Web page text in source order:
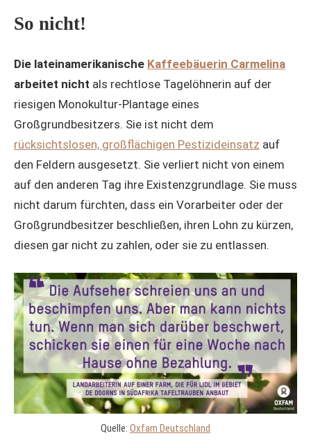
So nicht!
Die lateinamerikanische Kaffeebäuerin Carmelina
arbeitet nicht als rechtlose Tagelöhnerin auf der
riesigen Monokultur-Plantage eines
Großgrundbesitzers. Sie ist nicht dem
rücksichtslosen, großflächigen Pestizideinsatz auf
den Feldern ausgesetzt. Sie verliert nicht von einem
auf den anderen Tag ihre Existenzgrundlage. Sie muss
nicht darum fürchten, dass ein Vorarbeiter oder der
Großgrundbesitzer beschließen, ihren Lohn zu kürzen,
diesen gar nicht zu zahlen, oder sie zu entlassen.
Quelle: Oxfam Deutschland